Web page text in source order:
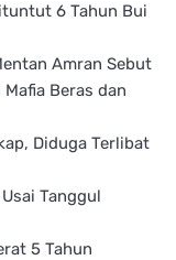
6 Tahun Bui
Amran Sebut
Beras dan
Diduga Terlibat
Tanggul
5 Tahun